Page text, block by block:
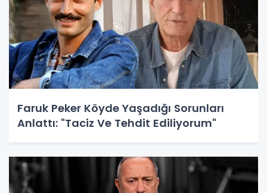
Faruk Peker Köyde Yaşadığı Sorunları
Anlattı: "Taciz Ve Tehdit Ediliyorum"